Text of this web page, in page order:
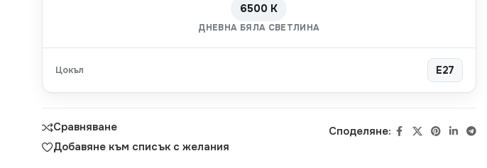
6500 K
ДНЕВНА БЯЛА СВЕТЛИНА
Цокъл E27
Сравняване
Добавяне към списък с желания
Споделяне: